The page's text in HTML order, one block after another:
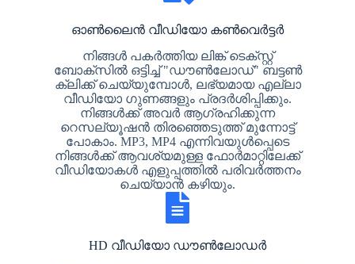
ഓൺലൈൻ വീഡിയോ കൺവെർട്ടർ
നിങ്ങൾ പകർത്തിയ ലിങ്ക് ടെക്സ്റ്റ്
ബോക്സിൽ ഒട്ടിച്ച് "ഡൗൺലോഡ്" ബട്ടൺ
ക്ലിക്ക് ചെയ്യുമ്പോൾ, ലഭ്യമായ എല്ലാ
വീഡിയോ ഗുണങ്ങളും പ്രദർശിപ്പിക്കും.
നിങ്ങൾക്ക് അവർ ആഗ്രഹിക്കുന്ന
റെസല്യൂഷൻ തിരഞ്ഞെടുത്ത് മുന്നോട്ട്
പോകാം. MP3, MP4 എന്നിവയുൾപ്പെടെ
നിങ്ങൾക്ക് ആവശ്യമുള്ള ഫോർമാറ്റിലേക്ക്
വീഡിയോകൾ എളുപ്പത്തിൽ പരിവർത്തനം
ചെയ്യാൻ കഴിയും.
HD വീഡിയോ ഡൗൺലോഡർ